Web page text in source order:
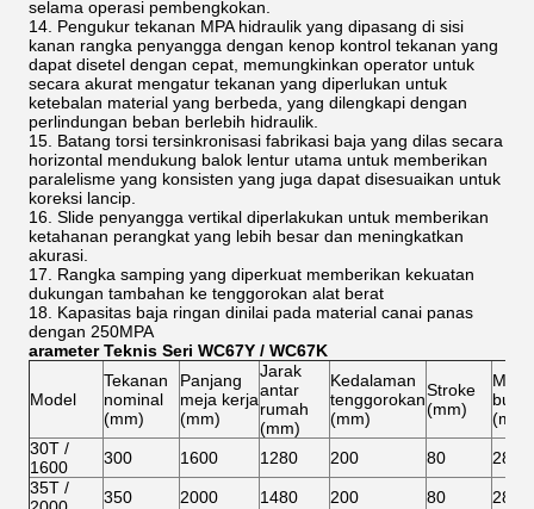
selama operasi pembengkokan.
14. Pengukur tekanan MPA hidraulik yang dipasang di sisi
kanan rangka penyangga dengan kenop kontrol tekanan yang
dapat disetel dengan cepat, memungkinkan operator untuk
secara akurat mengatur tekanan yang diperlukan untuk
ketebalan material yang berbeda, yang dilengkapi dengan
perlindungan beban berlebih hidraulik.
15. Batang torsi tersinkronisasi fabrikasi baja yang dilas secara
horizontal mendukung balok lentur utama untuk memberikan
paralelisme yang konsisten yang juga dapat disesuaikan untuk
koreksi lancip.
16. Slide penyangga vertikal diperlakukan untuk memberikan
ketahanan perangkat yang lebih besar dan meningkatkan
akurasi.
17. Rangka samping yang diperkuat memberikan kekuatan
dukungan tambahan ke tenggorokan alat berat
18. Kapasitas baja ringan dinilai pada material canai panas
dengan 250MPA
Parameter Teknis Seri WC67Y / WC67K
Model
Tekanan
nominal
(mm)
Panjang
meja kerja
(mm)
Jarak
antar
rumah
(mm)
Kedalaman
tenggorokan
(mm)
Stroke
(mm)
(mm)
30T /
1600
300 1600 1280 200 80
285
35T /
350 2000 1480 200 80
285